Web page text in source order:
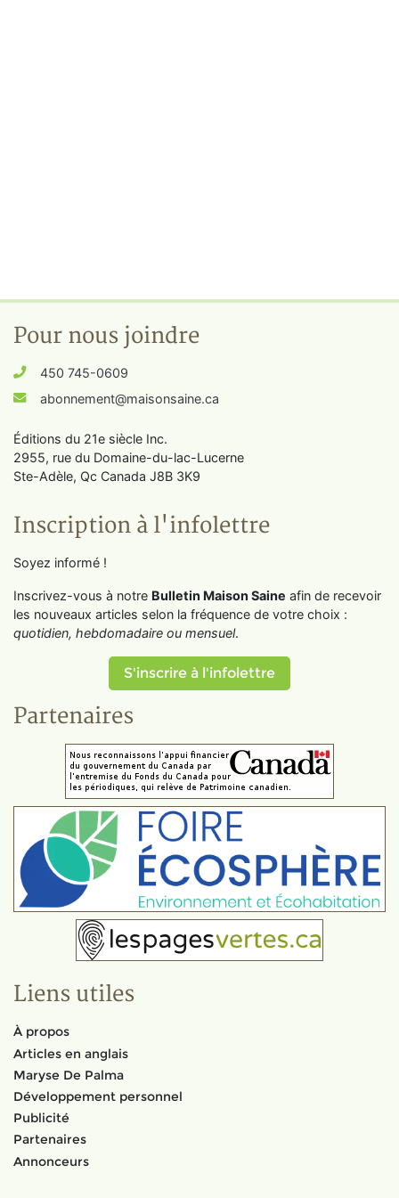
Pour nous joindre
450 745-0609
abonnement@maisonsaine.ca
Éditions du 21e siècle Inc.
2955, rue du Domaine-du-lac-Lucerne
Ste-Adèle, Qc Canada J8B 3K9
Inscription à l'infolettre
Soyez informé !
Inscrivez-vous à notre Bulletin Maison Saine afin de recevoir
les nouveaux articles selon la fréquence de votre choix :
quotidien, hebdomadaire ou mensuel.
S'inscrire à l'infolettre
Partenaires
Liens utiles
À propos
Articles en anglais
Maryse De Palma
Développement personnel
Publicité
Partenaires
Annonceurs